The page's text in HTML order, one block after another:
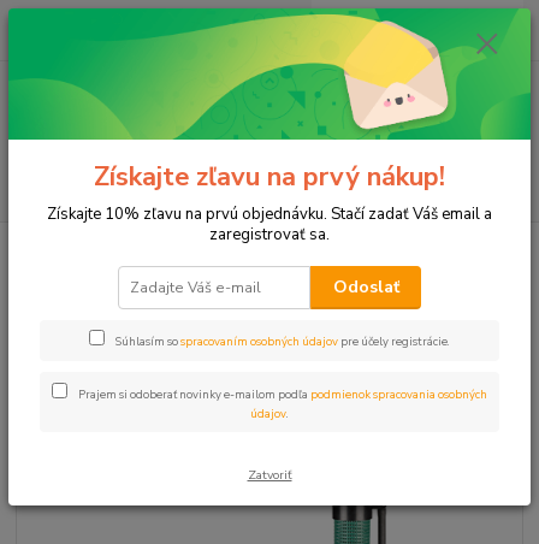
Menu
(Po-Pia, 8-17 hod.)
ks
za0 €
Príslušenstvo
RZWS-36 Koreň. zavlaž. 46cm
(bez bubbl.a SJ)
Získajte zľavu na prvý nákup!
Získajte 10% zľavu na prvú objednávku. Stačí zadať Váš email a
zaregistrovať sa.
Odoslať
Súhlasím sospracovaním osobných údajov pre účely registrácie.
Prajem si odoberať novinky e-mailom podľa podmienok spracovania osobných
údajov
Zatvoriť